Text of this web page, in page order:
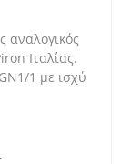
αναλογικός
Ιταλίας.
1 με ισχύ